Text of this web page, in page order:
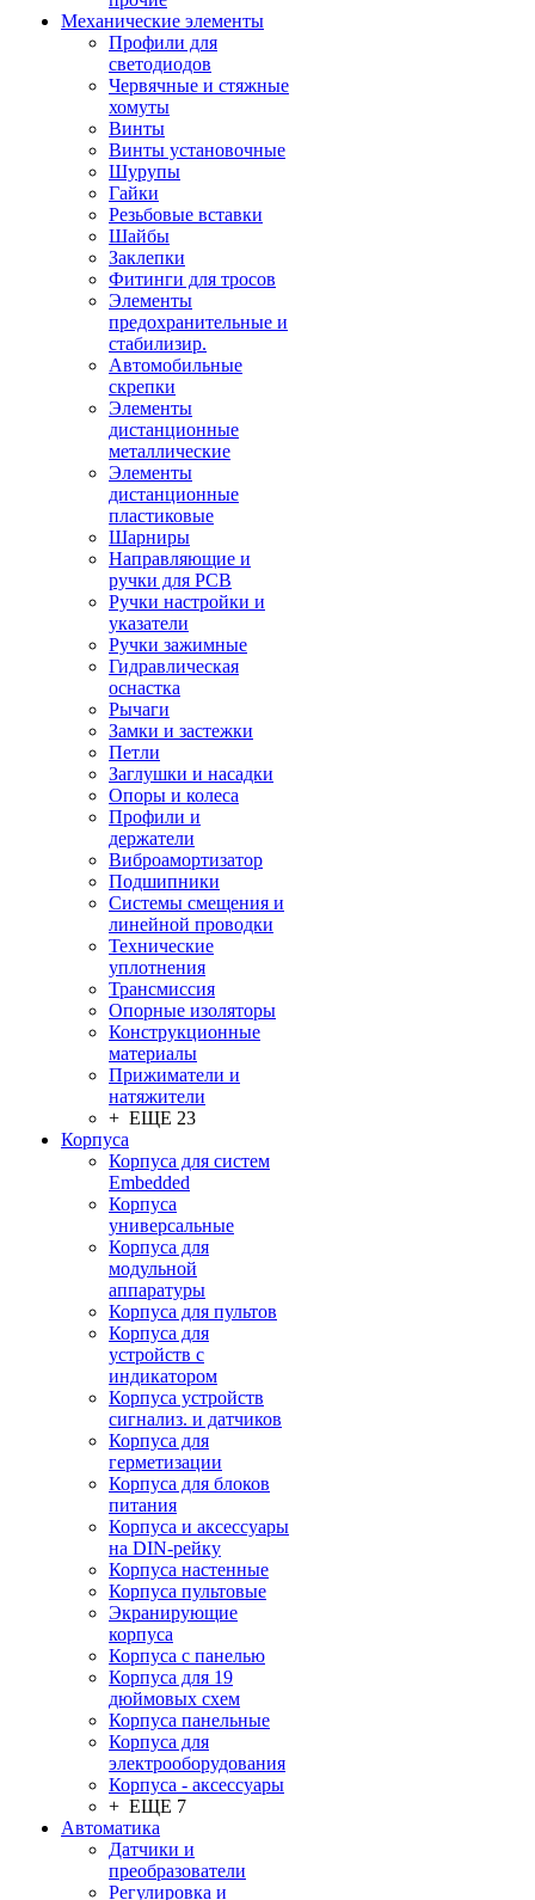
Механические элементы
Профили для
светодиодов
Червячные и стяжные
хомуты
Винты
Винты установочные
Шурупы
Гайки
Резьбовые вставки
Шайбы
Заклепки
Фитинги для тросов
Элементы
предохранительные и
стабилизир.
Автомобильные
скрепки
Элементы
дистанционные
металлические
Элементы
дистанционные
пластиковые
Шарниры
Направляющие и
ручки для PCB
Ручки настройки и
указатели
Ручки зажимные
Гидравлическая
оснастка
Рычаги
Замки и застежки
Петли
Заглушки и насадки
Опоры и колеса
Профили и
держатели
Виброамортизатор
Подшипники
Системы смещения и
линейной проводки
Технические
уплотнения
Трансмиссия
Опорные изоляторы
Конструкционные
материалы
Прижиматели и
натяжители
+ ЕЩЕ 23
Корпуса
Корпуса для систем
Embedded
Корпуса
универсальные
Корпуса для
модульной
аппаратуры
Корпуса для пультов
Корпуса для
устройств с
индикатором
Корпуса устройств
сигнализ. и датчиков
Корпуса для
герметизации
Корпуса для блоков
питания
Корпуса и аксессуары
на DIN-рейку
Корпуса настенные
Корпуса пультовые
Экранирующие
корпуса
Корпуса с панелью
Корпуса для 19
дюймовых схем
Корпуса панельные
Корпуса для
электрооборудования
Корпуса - аксессуары
+ ЕЩЕ 7
Автоматика
Датчики и
преобразователи
Регулировка и